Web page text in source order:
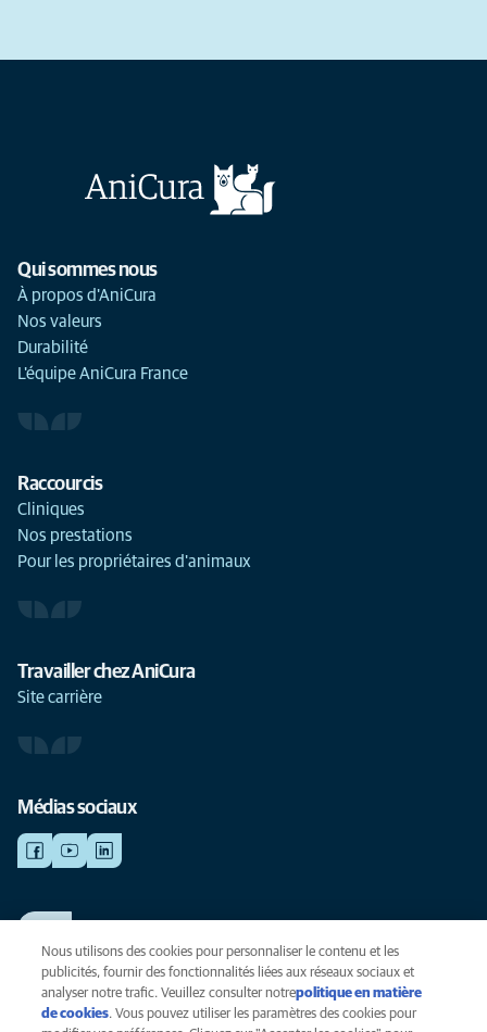
Qui sommes nous
À propos d'AniCura
Nos valeurs
Durabilité
L'équipe AniCura France
Raccourcis
Cliniques
Nos prestations
Pour les propriétaires d'animaux
Travailler chez AniCura
Site carrière
Médias sociaux
Voir nos offres d'emploi
Vie privée
Nous utilisons des cookies pour personnaliser le contenu et les
publicités, fournir des fonctionnalités liées aux réseaux sociaux et
analyser notre trafic. Veuillez consulter notrepolitique en matière
de cookies(opens in a new tab)
. Vous pouvez utiliser les paramètres des cookies pour